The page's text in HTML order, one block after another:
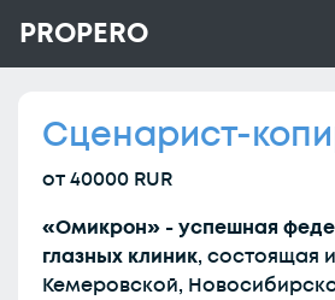
PROPERO
Сценарист-
от 40000 RUR
«Омикрон» - успешная
глазных клиник, состоящая
Кемеровской,